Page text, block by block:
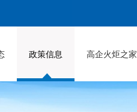
政策信息 高企火炬之家